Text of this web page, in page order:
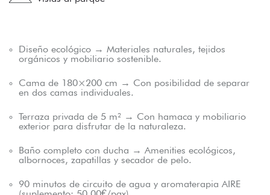
Diseño ecológico → Materiales naturales, tejidos
orgánicos y mobiliario sostenible.
Cama de 180×200 cm → Con posibilidad de separar
en dos camas individuales.
Terraza privada de 5 m² → Con hamaca y mobiliario
exterior para disfrutar de la naturaleza.
Baño completo con ducha → Amenities ecológicos,
albornoces, zapatillas y secador de pelo.
90 minutos de circuito de agua y aromaterapia AIRE
(suplemento: 50,00€/pax)